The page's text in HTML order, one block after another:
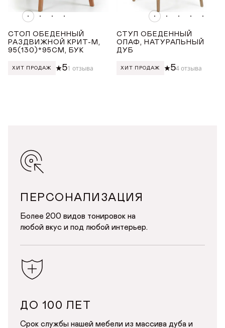
СТОЛ ОБЕДЕННЫЙ
РАЗДВИЖНОЙ КРИТ-М,
95(130)*95СМ, БУК
ХИТ ПРОДАЖ 51 отзыва
СТУЛ ОБЕДЕННЫЙ
ОЛАФ, НАТУРАЛЬНЫЙ
ДУБ
ХИТ ПРОДАЖ 54 отзыва
ПЕРСОНАЛИЗАЦИЯ
Более 200 видов тонировок на
любой вкус и под любой интерьер.
ДО 100 ЛЕТ
Срок службы нашей мебели из массива дуба и